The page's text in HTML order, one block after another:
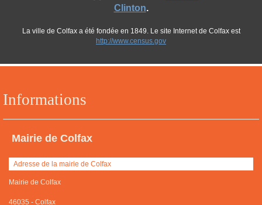
Informations
Mairie de Colfax
Adresse de la mairie de Colfax
Mairie de Colfax
46035 - Colfax
Clinton.
La ville de Colfax a été fondée en 1849. Le site Internet de Colfax est
http://www.census.gov